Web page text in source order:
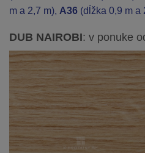
m a 2,7 m), A36 (dĺžka 0,9 m a
DUB NAIROBI: v ponuke